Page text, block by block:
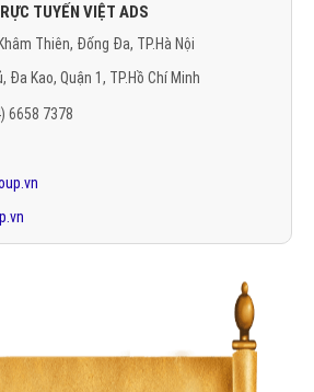
TUYẾN VIỆT ADS
Thiên, Đống Đa, TP.Hà Nội
Đa Kao, Quận 1, TP.Hồ Chí Minh
6658 7378